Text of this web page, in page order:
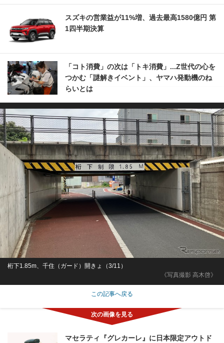
スズキの営業益が11%増、過去最高1580億円 第
1四半期決算
「コト消費」の次は「トキ消費」...Z世代の心を
つかむ「謎解きイベント」、ヤマハ発動機のね
らいとは
《写真撮影 高木啓》
桁下1.85m、千住（ガード）開きょ（3/11）
この記事へ戻る
マセラティ『グレカーレ』に日本限定アウトド